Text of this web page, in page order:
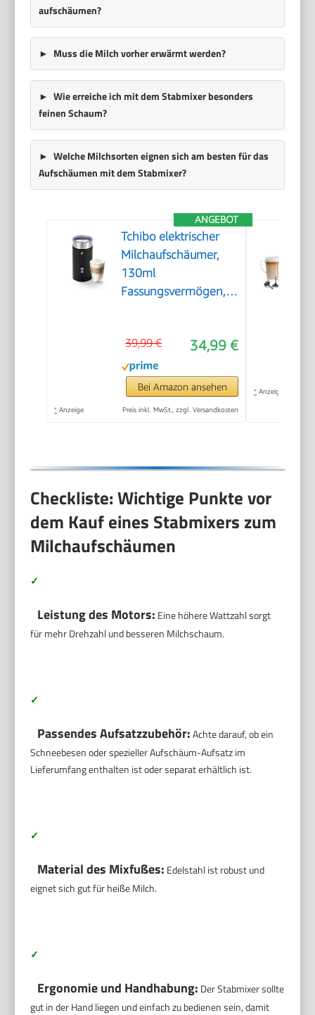
aufschäumen?
Muss die Milch vorher erwärmt werden?
Wie erreiche ich mit dem Stabmixer besonders
feinen Schaum?
Welche Milchsorten eignen sich am besten für das
Aufschäumen mit dem Stabmixer?
ANGEBOT
Tchibo elektrischer
Milchaufschäumer,
130ml
Fassungsvermögen,
Antihaftbeschichtung,
warmer und kalter
Milchschaum, für
Latte Macchiato,
Cappuccino und
34,99 €
39,99 €
Bei Amazon ansehen
* Anzeige Preis inkl. MwSt., zzgl. Versandkosten
* Anzeige
Checkliste: Wichtige Punkte vor
dem Kauf eines Stabmixers zum
Milchaufschäumen
✓
Leistung des Motors: Eine höhere Wattzahl sorgt
für mehr Drehzahl und besseren Milchschaum.
✓
Passendes Aufsatzzubehör:Achte darauf, ob ein
Schneebesen oder spezieller Aufschäum-Aufsatz im
Lieferumfang enthalten ist oder separat erhältlich ist.
✓
Material des Mixfußes: Edelstahl ist robust und
eignet sich gut für heiße Milch.
✓
Ergonomie und Handhabung: Der Stabmixer sollte
gut in der Hand liegen und einfach zu bedienen sein, damit